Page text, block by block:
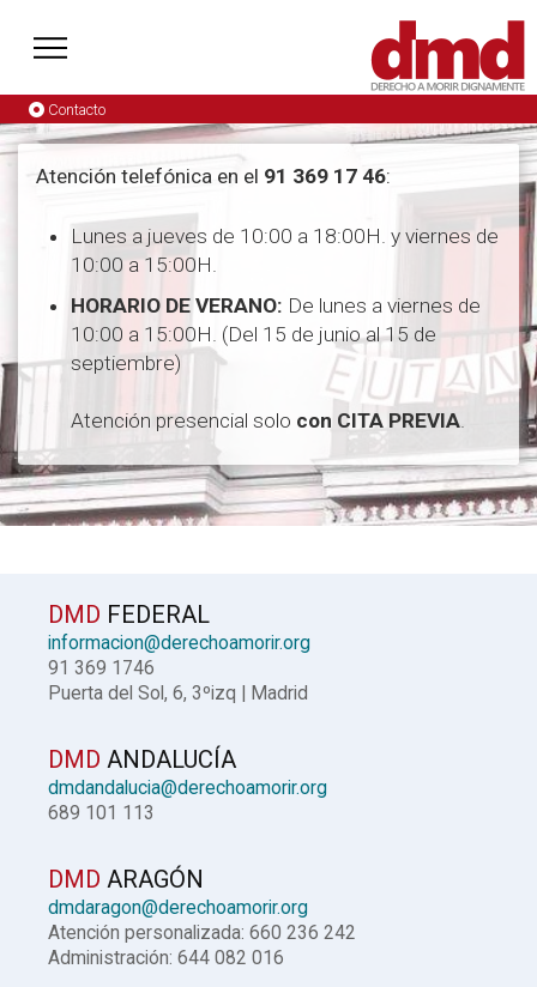
Contacto
Atención telefónica en el 91 369 17 46:
Lunes a jueves de 10:00 a 18:00H. y viernes de
10:00 a 15:00H.
HORARIO DE VERANO: De lunes a viernes de
10:00 a 15:00H. (Del 15 de junio al 15 de
septiembre)
Atención presencial solo con CITA PREVIA.
DMD FEDERAL
informacion@derechoamorir.org
91 369 1746
Puerta del Sol, 6, 3ºizq | Madrid
DMD ANDALUCÍA
dmdandalucia@derechoamorir.org
689 101 113
DMD ARAGÓN
dmdaragon@derechoamorir.org
Atención personalizada: 660 236 242
Administración: 644 082 016